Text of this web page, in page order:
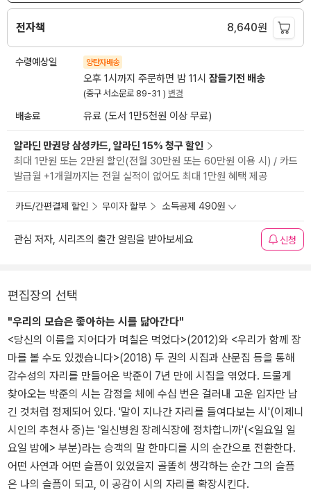
전자책 8,640원
수령예상일 양탄자배송
오후 1시까지 주문하면 밤 11시 잠들기전 배송
(중구 서소문로 89-31 ) 변경
배송료 유료 (도서 1만5천원 이상 무료)
알라딘 만권당 삼성카드, 알라딘 15% 청구 할인
최대 1만원 또는 2만원 할인(전월 30만원 또는 60만원 이용 시) / 카드
발급월 +1개월까지는 전월 실적이 없어도 최대 1만원 혜택 제공
카드/간편결제 할인 무이자 할부 소득공제 490원
관심 저자, 시리즈의 출간 알림을 받아보세요 신청
편집장의 선택
"우리의 모습은 좋아하는 시를 닮아간다"
<당신의 이름을 지어다가 며칠은 먹었다>(2012)와 <우리가 함께 장
마를 볼 수도 있겠습니다>(2018) 두 권의 시집과 산문집 등을 통해
감수성의 자리를 만들어온 박준이 7년 만에 시집을 엮었다. 드물게
찾아오는 박준의 시는 감정을 체에 수십 번은 걸러내 고운 입자만 남
긴 것처럼 정제되어 있다. '말이 지나간 자리를 들여다보는 시'(이제니
시인의 추천사 중)는 '일신병원 장례식장에 정차합니까'(<일요일 일
요일 밤에> 부분)라는 승객의 말 한마디를 시의 순간으로 전환한다.
어떤 사연과 어떤 슬픔이 있었을지 골똘히 생각하는 순간 그의 슬픔
은 나의 슬픔이 되고, 이 공감이 시의 자리를 확장시킨다.